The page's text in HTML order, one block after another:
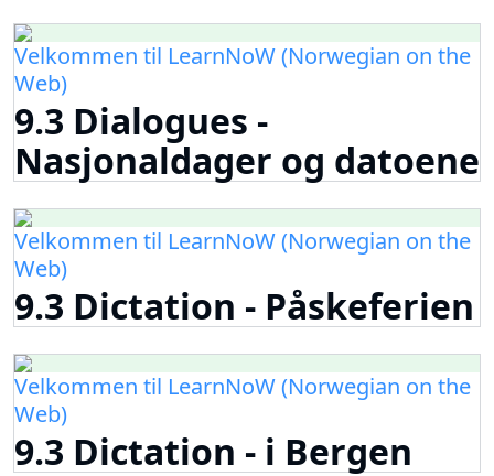
Velkommen til LearnNoW (Norwegian on the
Web)
9.3 Dialogues -
Nasjonaldager og datoene
Velkommen til LearnNoW (Norwegian on the
Web)
9.3 Dictation - Påskeferien
Velkommen til LearnNoW (Norwegian on the
Web)
9.3 Dictation - i Bergen